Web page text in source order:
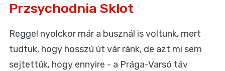
Przsychodnia Sklot
Reggel nyolckor már a busznál is voltunk, mert
tudtuk, hogy hosszú út vár ránk, de azt mi sem
sejtettük, hogy ennyire - a Prága-Varsó táv